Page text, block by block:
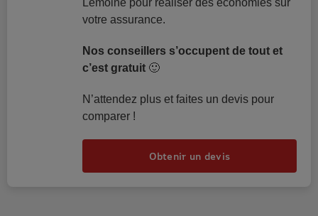
votre assurance.
Nos conseillers s’occupent de tout et
c’est gratuit 🙂
N’attendez plus et faites un devis pour
comparer !
Obtenir un devis